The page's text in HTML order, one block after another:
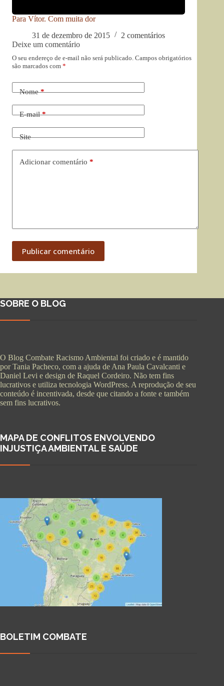
Para Vítor. Com muita dor
31 de dezembro de 2015
2 comentários
Deixe um comentário
O seu endereço de e-mail não será publicado. Campos obrigatórios
são marcados com *
Nome*
E-mail*
Site
Adicionar comentário *
Publicar comentário
SOBRE O BLOG
O Blog Combate Racismo Ambiental foi criado e é mantido
por Tania Pacheco, com a ajuda de Ana Paula Cavalcanti e
Daniel Levi e design de Raquel Cordeiro. Não tem fins
lucrativos e utiliza tecnologia WordPress. A reprodução de seu
conteúdo é incentivada, desde que citando a fonte e também
sem fins lucrativos.
MAPA DE CONFLITOS ENVOLVENDO
INJUSTIÇA AMBIENTAL E SAÚDE
BOLETIM COMBATE